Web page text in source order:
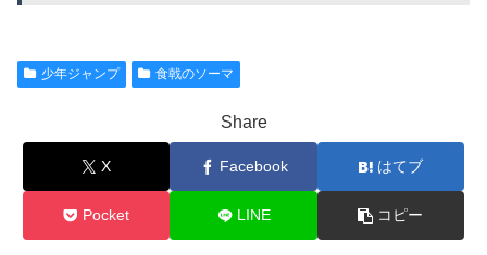
少年ジャンプ 食戟のソーマ
Share
X Facebook はてブ
Pocket LINE コピー